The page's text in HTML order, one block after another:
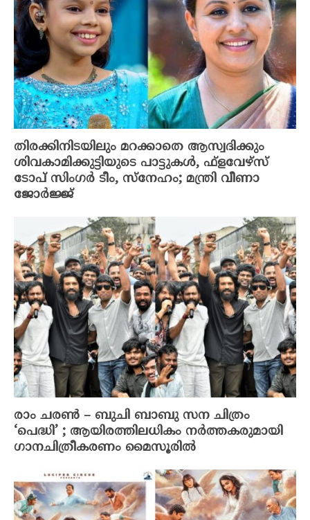
തിരക്കിനിടയിലും മറക്കാതെ ആസ്വദിക്കും
ശിവകാമിക്കുട്ടിയുടെ പാട്ടുകൾ, ഫ്‌ളവേഴ്‌സ്
ടോപ് സിംഗർ ടീം, സ്നേഹം; മന്ത്രി വീണാ
ജോർജ്ജ്
രാം ചരൺ – ബുചി ബാബു സന ചിത്രം
‘പെദ്ധി’ ; ആയിരത്തിലധികം നർത്തകരുമായി
ഗാനചിത്രീകരണം മൈസൂരിൽ